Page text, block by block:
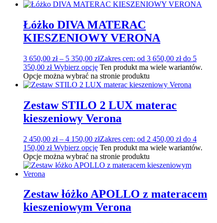
Łóżko DIVA MATERAC
KIESZENIOWY VERONA
3 650,00 zł – 5 350,00 złZakres cen: od 3 650,00 zł do 5
350,00 zł Wybierz opcję Ten produkt ma wiele wariantów.
Opcje można wybrać na stronie produktu
Zestaw STILO 2 LUX materac
kieszeniowy Verona
2 450,00 zł – 4 150,00 złZakres cen: od 2 450,00 zł do 4
150,00 zł Wybierz opcję Ten produkt ma wiele wariantów.
Opcje można wybrać na stronie produktu
Zestaw łóżko APOLLO z materacem
kieszeniowym Verona